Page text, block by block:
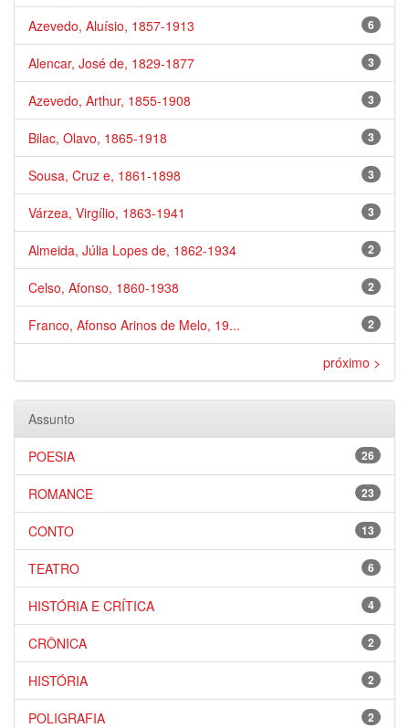
6
Azevedo, Aluísio, 1857-1913
3
Alencar, José de, 1829-1877
3
Azevedo, Arthur, 1855-1908
3
Bilac, Olavo, 1865-1918
3
Sousa, Cruz e, 1861-1898
3
Várzea, Virgílio, 1863-1941
2
Almeida, Júlia Lopes de, 1862-1934
2
Celso, Afonso, 1860-1938
2
Franco, Afonso Arinos de Melo, 19...
próximo >
Assunto
26
POESIA
23
ROMANCE
13
CONTO
6
TEATRO
4
HISTÓRIA E CRÍTICA
2
CRÔNICA
2
HISTÓRIA
2
POLIGRAFIA